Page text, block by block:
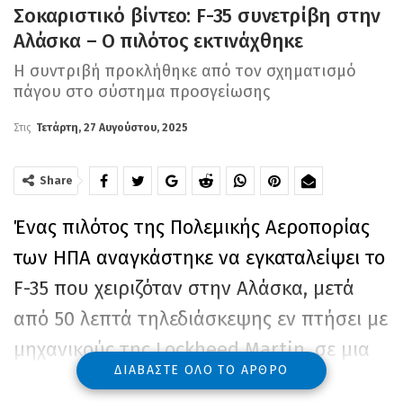
Σοκαριστικό βίντεο: F-35 συνετρίβη στην
Αλάσκα – Ο πιλότος εκτινάχθηκε
Η συντριβή προκλήθηκε από τον σχηματισμό
πάγου στο σύστημα προσγείωσης
Στις Τετάρτη, 27 Αυγούστου, 2025
Share
Ένας πιλότος της Πολεμικής Αεροπορίας
των ΗΠΑ αναγκάστηκε να εγκαταλείψει το
F-35 που χειριζόταν στην Αλάσκα, μετά
από 50 λεπτά τηλεδιάσκεψης εν πτήσει με
μηχανικούς της Lockheed Martin, σε μια
απόπειρα να επιδιορθώσει σοβαρή βλάβη
ΔΙΑΒΆΣΤΕ ΌΛΟ ΤΟ ΆΡΘΡΟ